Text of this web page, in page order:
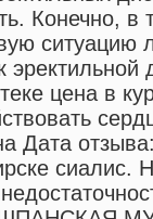
Конечно,
ситуацию
цена в
Дата